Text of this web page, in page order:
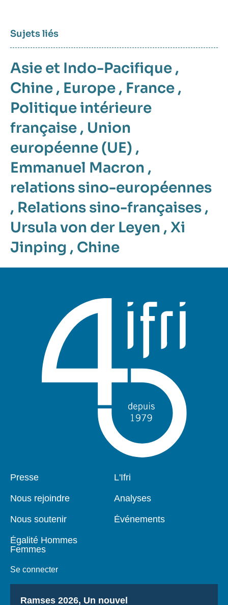
Sujets liés
Asie et Indo-Pacifique ,
Chine , Europe , France ,
Politique intérieure
française , Union
européenne (UE) ,
Emmanuel Macron ,
relations sino-européennes
, Relations sino-françaises ,
Ursula von der Leyen , Xi
Jinping , Chine
Pied
Presse
Nous rejoindre
Nous soutenir
Égalité Hommes
Femmes
Se connecter
Navigation
L'Ifri
Analyses
Événements
Titre
Ramses 2026, Un nouvel